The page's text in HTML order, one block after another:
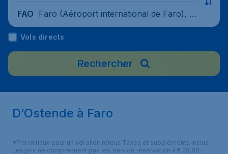
FAO Faro (Aéroport international de Faro), P
ortugal
Vols directs
Rechercher
D’Ostende à Faro
*Prix initiaux pour un vol aller-retour. Taxes et suppléments inclus.
Les prix ne comprennent pas les frais de réservation à € 29,90.